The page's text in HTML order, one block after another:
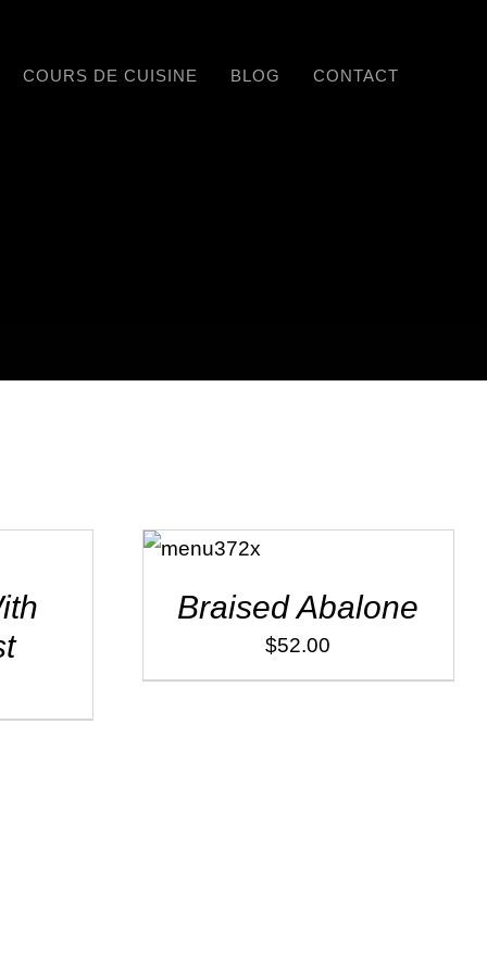
COURS DE CUISINE BLOG CONTACT
ADD TO
CART
/
Braised Abalone
$52.00